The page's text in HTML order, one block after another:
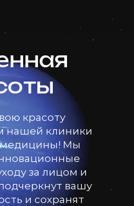
красоту
нашей клиники
медицины! Мы
за лицом и
вашу
и сохранят